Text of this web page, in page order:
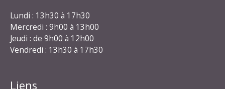
Lundi : 13h30 à 17h30
Mercredi : 9h00 à 13h00
Jeudi : de 9h00 à 12h00
Vendredi : 13h30 à 17h30
Liens